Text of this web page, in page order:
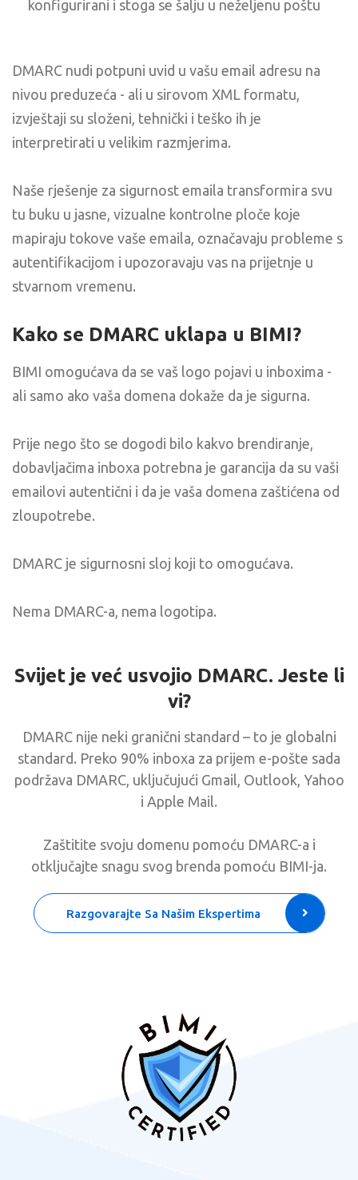
konfigurirani i stoga se šalju u neželjenu poštu
DMARC nudi potpuni uvid u vašu email adresu na
nivou preduzeća - ali u sirovom XML formatu,
izvještaji su složeni, tehnički i teško ih je
interpretirati u velikim razmjerima.
Naše rješenje za sigurnost emaila transformira svu
tu buku u jasne, vizualne kontrolne ploče koje
mapiraju tokove vaše emaila, označavaju probleme s
autentifikacijom i upozoravaju vas na prijetnje u
stvarnom vremenu.
Kako se DMARC uklapa u BIMI?
BIMI omogućava da se vaš logo pojavi u inboxima -
ali samo ako vaša domena dokaže da je sigurna.
Prije nego što se dogodi bilo kakvo brendiranje,
dobavljačima inboxa potrebna je garancija da su vaši
emailovi autentični i da je vaša domena zaštićena od
zloupotrebe.
DMARC je sigurnosni sloj koji to omogućava.
Nema DMARC-a, nema logotipa.
Svijet je već usvojio DMARC. Jeste li
vi?
DMARC nije neki granični standard – to je globalni
standard. Preko 90% inboxa za prijem e-pošte sada
podržava DMARC, uključujući Gmail, Outlook, Yahoo
i Apple Mail.
Zaštitite svoju domenu pomoću DMARC-a i
otključajte snagu svog brenda pomoću BIMI-ja.
Razgovarajte Sa Našim Ekspertima